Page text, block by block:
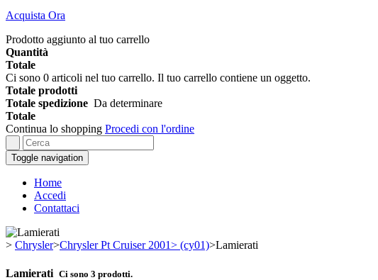
Acquista Ora
Prodotto aggiunto al tuo carrello
Quantità
Totale
Ci sono 0 articoli nel tuo carrello. Il tuo carrello contiene un oggetto.
Totale prodotti
Totale spedizione Da determinare
Totale
Continua lo shopping Procedi con l'ordine
Toggle navigation
Home
Accedi
Contattaci
> Chrysler>Chrysler Pt Cruiser 2001> (cy01)>Lamierati
Lamierati Ci sono 3 prodotti.